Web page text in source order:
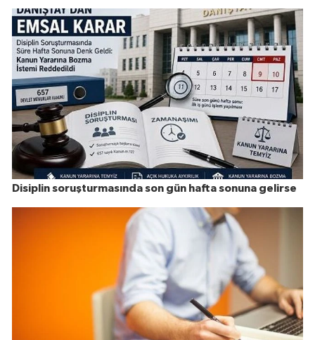
Disiplin soruşturmasında son gün hafta sonuna gelirse